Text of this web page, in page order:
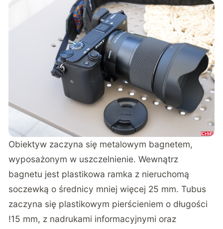
Obiektyw zaczyna się metalowym bagnetem,
wyposażonym w uszczelnienie. Wewnątrz
bagnetu jest plastikowa ramka z nieruchomą
soczewką o średnicy mniej więcej 25 mm. Tubus
zaczyna się plastikowym pierścieniem o długości
!15 mm, z nadrukami informacyjnymi oraz